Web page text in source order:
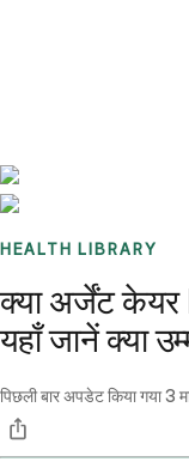
HEALTH LIBRARY
क्या अर्जेंट
यहाँ जानें क्या
पिछली बार अपडेट किया गया3